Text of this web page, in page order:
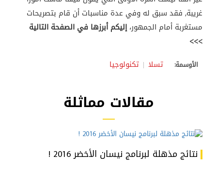
غريبة, فقد سبق له وفي عدة مناسبات أن قام بتصريحات
مستغربة أمام الجمهور،إليكم أبرزها في الصفحة التالية
>>>
الأوسمة: تسلا تكنولوجيا
مقالات مماثلة
نتائج مذهلة لبرنامج نيسان الأخضر 2016 !